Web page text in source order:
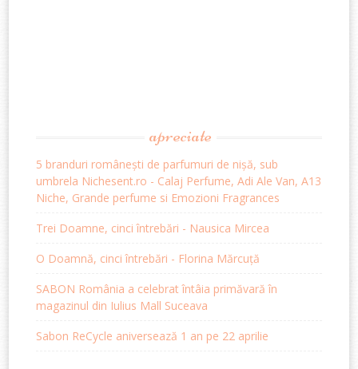
apreciate
5 branduri românești de parfumuri de nișă, sub
umbrela Nichesent.ro - Calaj Perfume, Adi Ale Van, A13
Niche, Grande perfume si Emozioni Fragrances
Trei Doamne, cinci întrebări - Nausica Mircea
O Doamnă, cinci întrebări - Florina Mărcuță
SABON România a celebrat întâia primăvară în
magazinul din Iulius Mall Suceava
Sabon ReCycle aniversează 1 an pe 22 aprilie